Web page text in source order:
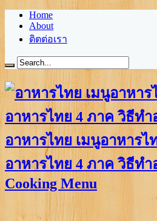
Home
About
ติตต่อเรา
อาหารไทย เมนูอาหารไ
อาหารไทย 4 ภาค วิธีทำ
Cooking Menu